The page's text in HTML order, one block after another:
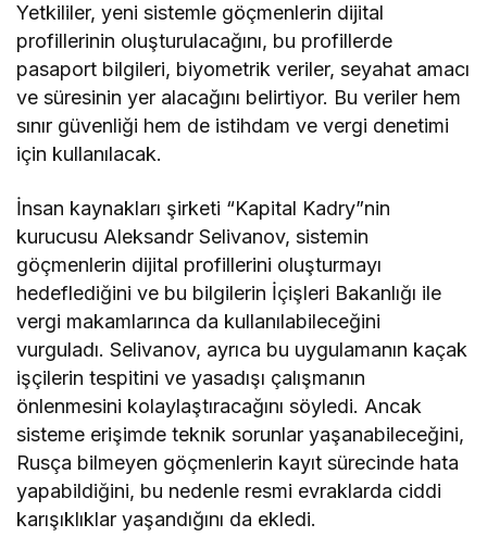
Yetkililer, yeni sistemle göçmenlerin dijital
profillerinin oluşturulacağını, bu profillerde
pasaport bilgileri, biyometrik veriler, seyahat amacı
ve süresinin yer alacağını belirtiyor. Bu veriler hem
sınır güvenliği hem de istihdam ve vergi denetimi
için kullanılacak.
İnsan kaynakları şirketi “Kapital Kadry”nin
kurucusu Aleksandr Selivanov, sistemin
göçmenlerin dijital profillerini oluşturmayı
hedeflediğini ve bu bilgilerin İçişleri Bakanlığı ile
vergi makamlarınca da kullanılabileceğini
vurguladı. Selivanov, ayrıca bu uygulamanın kaçak
işçilerin tespitini ve yasadışı çalışmanın
önlenmesini kolaylaştıracağını söyledi. Ancak
sisteme erişimde teknik sorunlar yaşanabileceğini,
Rusça bilmeyen göçmenlerin kayıt sürecinde hata
yapabildiğini, bu nedenle resmi evraklarda ciddi
karışıklıklar yaşandığını da ekledi.